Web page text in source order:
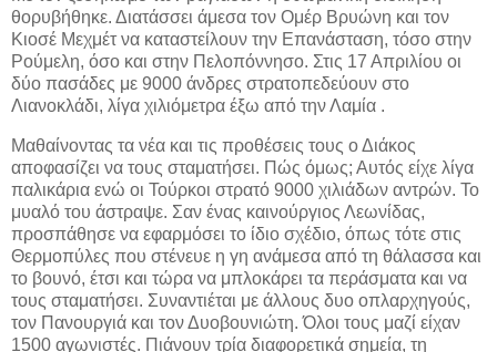
θορυβήθηκε. Διατάσσει άμεσα τον Ομέρ Βρυώνη και τον
Κιοσέ Μεχμέτ να καταστείλουν την Επανάσταση, τόσο στην
Ρούμελη, όσο και στην Πελοπόννησο. Στις 17 Απριλίου οι
δύο πασάδες με 9000 άνδρες στρατοπεδεύουν στο
Λιανοκλάδι, λίγα χιλιόμετρα έξω από την Λαμία .
Μαθαίνοντας τα νέα και τις προθέσεις τους ο Διάκος
αποφασίζει να τους σταματήσει. Πώς όμως; Αυτός είχε λίγα
παλικάρια ενώ οι Τούρκοι στρατό 9000 χιλιάδων αντρών. Το
μυαλό του άστραψε. Σαν ένας καινούργιος Λεωνίδας,
προσπάθησε να εφαρμόσει το ίδιο σχέδιο, όπως τότε στις
Θερμοπύλες που στένευε η γη ανάμεσα από τη θάλασσα και
το βουνό, έτσι και τώρα να μπλοκάρει τα περάσματα και να
τους σταματήσει. Συναντιέται με άλλους δυο οπλαρχηγούς,
τον Πανουργιά και τον Δυοβουνιώτη. Όλοι τους μαζί είχαν
1500 αγωνιστές. Πιάνουν τρία διαφορετικά σημεία, τη